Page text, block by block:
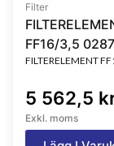
Filter
FF16/3,5
FILTERELEMENT
5 562,5
Exkl. moms